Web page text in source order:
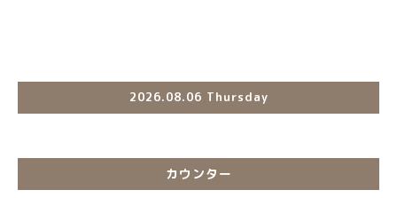
2026.08.06 Thursday
カウンター